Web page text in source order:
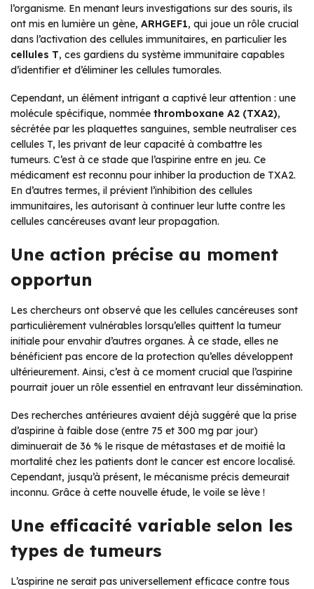
l’organisme. En menant leurs investigations sur des souris, ils
ont mis en lumière un gène, ARHGEF1, qui joue un rôle crucial
dans l’activation des cellules immunitaires, en particulier les
cellules T, ces gardiens du système immunitaire capables
d’identifier et d’éliminer les cellules tumorales.
Cependant, un élément intrigant a captivé leur attention : une
molécule spécifique, nommée thromboxane A2 (TXA2),
sécrétée par les plaquettes sanguines, semble neutraliser ces
cellules T, les privant de leur capacité à combattre les
tumeurs. C’est à ce stade que l’aspirine entre en jeu. Ce
médicament est reconnu pour inhiber la production de TXA2.
En d’autres termes, il prévient l’inhibition des cellules
immunitaires, les autorisant à continuer leur lutte contre les
cellules cancéreuses avant leur propagation.
Une action précise au moment
opportun
Les chercheurs ont observé que les cellules cancéreuses sont
particulièrement vulnérables lorsqu’elles quittent la tumeur
initiale pour envahir d’autres organes. À ce stade, elles ne
bénéficient pas encore de la protection qu’elles développent
ultérieurement. Ainsi, c’est à ce moment crucial que l’aspirine
pourrait jouer un rôle essentiel en entravant leur dissémination.
Des recherches antérieures avaient déjà suggéré que la prise
d’aspirine à faible dose (entre 75 et 300 mg par jour)
diminuerait de 36 % le risque de métastases et de moitié la
mortalité chez les patients dont le cancer est encore localisé.
Cependant, jusqu’à présent, le mécanisme précis demeurait
inconnu. Grâce à cette nouvelle étude, le voile se lève !
Une efficacité variable selon les
types de tumeurs
L’aspirine ne serait pas universellement efficace contre tous